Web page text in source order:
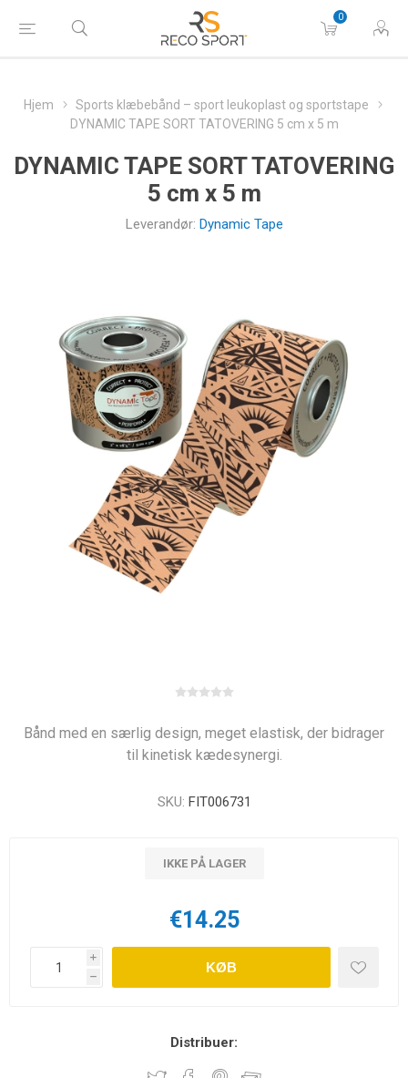
0
Hjem
Sports klæbebånd – sport leukoplast og sportstape
DYNAMIC TAPE SORT TATOVERING 5 cm x 5 m
DYNAMIC TAPE SORT TATOVERING
5 cm x 5 m
Leverandør: Dynamic Tape
Bånd med en særlig design, meget elastisk, der bidrager
til kinetisk kædesynergi.
SKU: FIT006731
IKKE PÅ LAGER
€14.25
i
h
KØB
Distribuer: